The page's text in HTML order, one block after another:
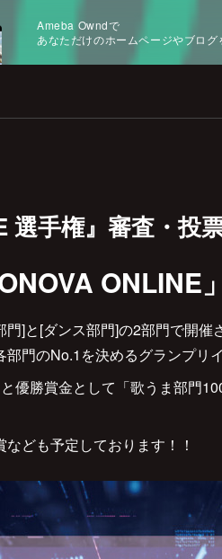
Ameba Owndで
あなただけのホームページやブログ
選手権』審査・投
ONLINE
門]と[ダンス部門]の2部門で開
門のNo.1を決めるグランプリ
優勝賞金として「歌うま部門
ども予定しております！！